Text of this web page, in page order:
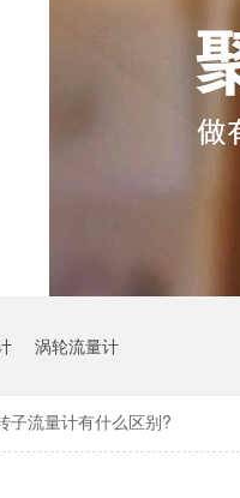
涡轮流量计
子流量计有什么区别?